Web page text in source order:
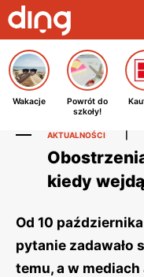
Wakacje
Powrót do
szkoły!
AKTUALNOŚCI
kiedy
Od 10
pytanie zadawało
temu, a w